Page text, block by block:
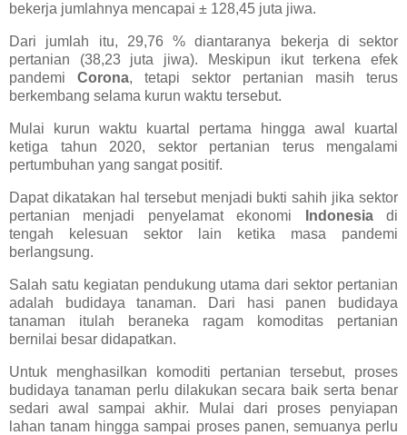
bekerja jumlahnya mencapai ± 128,45 juta jiwa.
Dari jumlah itu, 29,76 % diantaranya bekerja di sektor
pertanian (38,23 juta jiwa). Meskipun ikut terkena efek
pandemi Corona, tetapi sektor pertanian masih terus
berkembang selama kurun waktu tersebut.
Mulai kurun waktu kuartal pertama hingga awal kuartal
ketiga tahun 2020, sektor pertanian terus mengalami
pertumbuhan yang sangat positif.
Dapat dikatakan hal tersebut menjadi bukti sahih jika sektor
pertanian menjadi penyelamat ekonomi
Indonesiadi
tengah kelesuan sektor lain ketika masa pandemi
berlangsung.
Salah satu kegiatan pendukung utama dari sektor pertanian
adalah budidaya tanaman. Dari hasi panen budidaya
tanaman itulah beraneka ragam komoditas pertanian
bernilai besar didapatkan.
Untuk menghasilkan komoditi pertanian tersebut, proses
budidaya tanaman perlu dilakukan secara baik serta benar
sedari awal sampai akhir. Mulai dari proses penyiapan
lahan tanam hingga sampai proses panen, semuanya perlu